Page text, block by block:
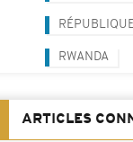
RWANDA
ARTICLES